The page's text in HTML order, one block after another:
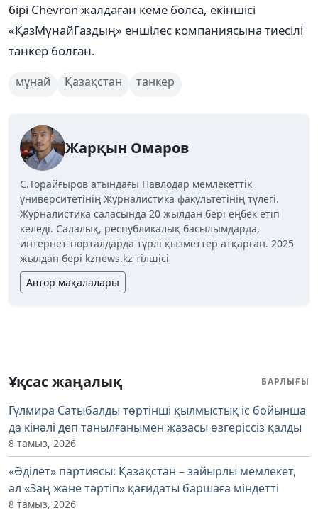
бірі Chevron жалдаған кеме болса, екіншісі
«ҚазМұнайГаздың» еншілес компаниясына тиесілі
танкер болған.
мұнай Қазақстан танкер
Жарқын Омаров
C.Торайғыров атындағы Павлодар мемлекеттік
университетінің Журналистика факультетінің түлегі.
Журналистика саласында 20 жылдан бері еңбек етіп
келеді. Салалық, республикалық басылымдарда,
интернет-порталдарда түрлі қызметтер атқарған. 2025
жылдан бері kznews.kz тілшісі
Автор мақалалары
Ұқсас жаңалық БАРЛЫҒЫ
Гүлмира Сатыбалды төртінші қылмыстық іс бойынша
да кінәлі деп танылғанымен жазасы өзгеріссіз қалды
8 тамыз, 2026
«Әділет» партиясы: Қазақстан – зайырлы мемлекет,
ал «Заң және тәртіп» қағидаты баршаға міндетті
8 тамыз, 2026